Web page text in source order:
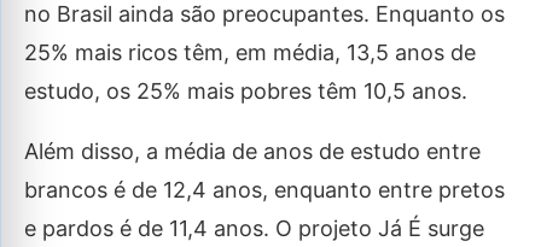
no Brasil ainda são preocupantes. Enquanto os
25% mais ricos têm, em média, 13,5 anos de
estudo, os 25% mais pobres têm 10,5 anos.
Além disso, a média de anos de estudo entre
brancos é de 12,4 anos, enquanto entre pretos
e pardos é de 11,4 anos. O projeto Já É surge